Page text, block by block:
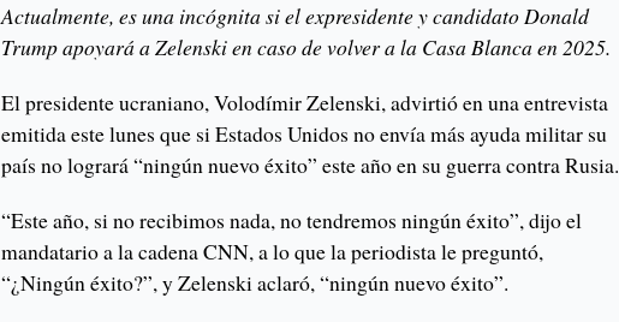
Actualmente, es una incógnita si el expresidente y candidato Donald
Trump apoyará a Zelenski en caso de volver a la Casa Blanca en 2025.
El presidente ucraniano, Volodímir Zelenski, advirtió en una entrevista
emitida este lunes que si Estados Unidos no envía más ayuda militar su
país no logrará “ningún nuevo éxito” este año en su guerra contra Rusia.
“Este año, si no recibimos nada, no tendremos ningún éxito”, dijo el
mandatario a la cadena CNN, a lo que la periodista le preguntó,
“¿Ningún éxito?”, y Zelenski aclaró, “ningún nuevo éxito”.